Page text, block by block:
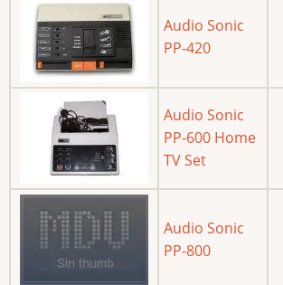
Audio Sonic
PP-420
Audio Sonic
PP-600 Home
TV Set
Audio Sonic
PP-800